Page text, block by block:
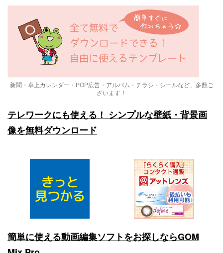
新聞・卓上カレンダー・POP広告・アルバム・チラシ・シールなど、多数ご
ざいます！
テレワークにも使える！ シンプルな壁紙・背景画
像を無料ダウンロード
簡単に使える動画編集ソフトをお探しならGOM